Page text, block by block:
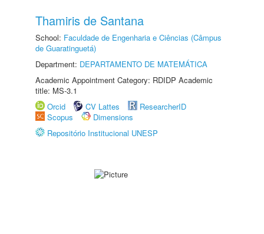
Thamiris de Santana
School: Faculdade de Engenharia e Ciências (Câmpus
de Guaratinguetá)
Department: DEPARTAMENTO DE MATEMÁTICA
Academic Appointment Category: RDIDP Academic
title: MS-3.1
Orcid
CV Lattes
ResearcherID
Scopus
Dimensions
Repositório Institucional UNESP